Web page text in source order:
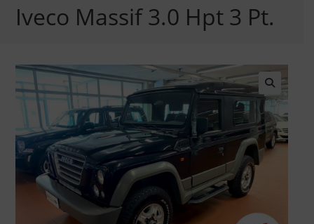
Iveco Massif 3.0 Hpt 3 Pt.
🔍